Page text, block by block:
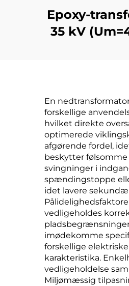
Epoxy-
35 kV
En
forskellige
hvilket direkte
optimerede
afgørende fordel,
beskytter
svingninger i
spændingstoppe
idet lavere
vedligeholdes
imødekomme
forskellige
karakteristika.
vedligeholdelse
Miljømæssig